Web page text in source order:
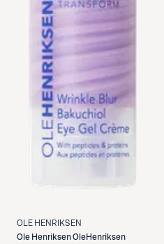
OLE HENRIKSEN
Ole HenriksenOleHenriksen